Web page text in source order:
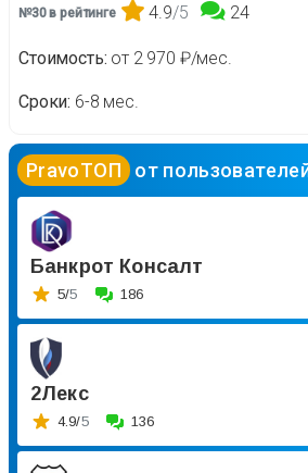
№30 в рейтинге 4.9/5 24
Стоимость от 2 970 ₽/мес.
Сроки 6-8 мес.
PravoТОП от
Банкрот Консалт
5/5 186
2Лекс
4.9/5 136